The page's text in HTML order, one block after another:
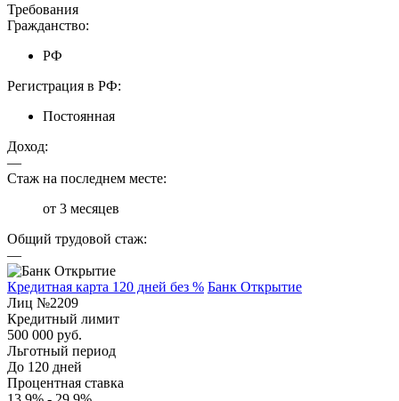
Требования
Гражданство:
РФ
Регистрация в РФ:
Постоянная
Доход:
—
Стаж на последнем месте:
от 3 месяцев
Общий трудовой стаж:
—
Кредитная карта 120 дней без % Банк Открытие
Лиц №2209
Кредитный лимит
500 000 руб.
Льготный период
До 120 дней
Процентная ставка